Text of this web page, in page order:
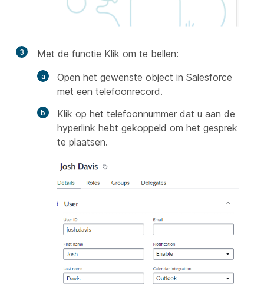
3
Met de functie Klik om te bellen:
Open het gewenste object in Salesforce
met een telefoonrecord.
Klik op het telefoonnummer dat u aan de
hyperlink hebt gekoppeld om het gesprek
te plaatsen.